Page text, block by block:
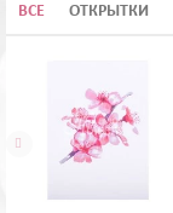
ВСЕ ОТКРЫТКИ
